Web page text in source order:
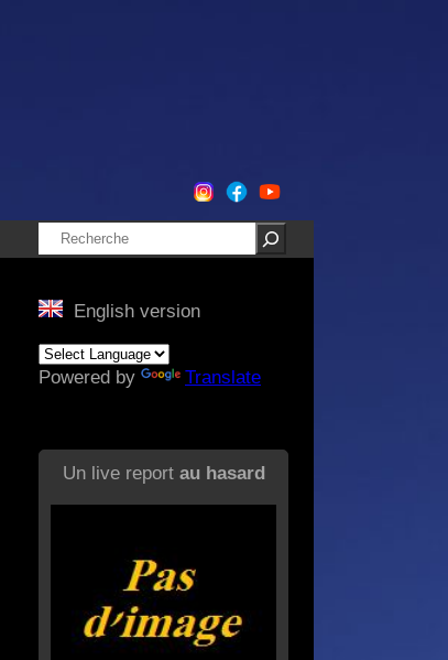
Rechercher
English version
Powered by Translate
Un live report au hasard